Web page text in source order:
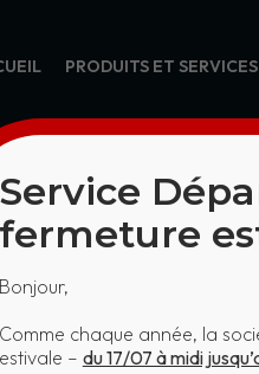
PRODUITS ET SERVICES
KO
Service
fermeture
Bonjour,
Comme chaque année, la
estivale – du 17/07 à midi